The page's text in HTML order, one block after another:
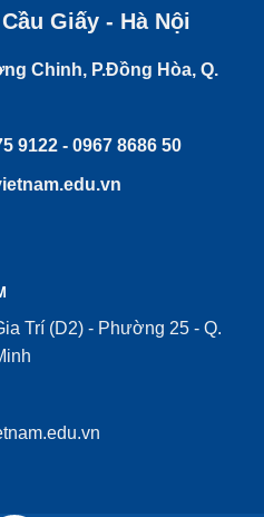
Giấy - Hà Nội
Chinh, P.Đồng Hòa, Q.
9122 - 0967 8686 50
Trí (D2) - Phường 25 - Q.